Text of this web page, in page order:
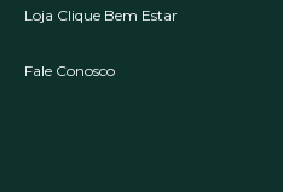
Loja Clique Bem Estar
Fale Conosco